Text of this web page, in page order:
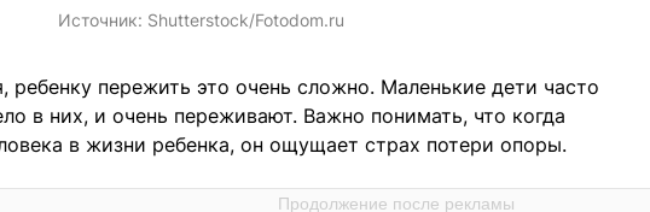
Источник: Shutterstock/Fotodom.ru
ребенку пережить это очень сложно. Маленькие дети часто
в них, и очень переживают. Важно понимать, что когда
в жизни ребенка, он ощущает страх потери опоры.